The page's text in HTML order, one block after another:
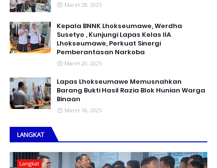
Maret 28, 2025
Kepala BNNK Lhokseumawe, Werdha
Susetyo , Kunjungi Lapas Kelas IIA
Lhokseumawe, Perkuat Sinergi
Pemberantasan Narkoba
Maret 20, 2025
Lapas Lhokseumawe Memusnahkan
Barang Bukti Hasil Razia Blok Hunian Warga
Binaan
Maret 18, 2025
LANGKAT
Langkat